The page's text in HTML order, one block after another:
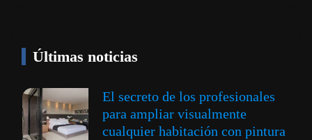
Últimas noticias
El secreto de los profesionales
para ampliar visualmente
cualquier habitación con pintura